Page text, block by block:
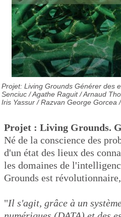
Projet: Living Grounds Générer des
Senciuc / Agathe Raguit / Arnaud
Iris Yassur / Razvan George Gorcea
Projet : Living Grounds.
Né de la conscience des
d'un état des lieux des
les domaines de
Grounds est
"Il s'agit, grâce à un